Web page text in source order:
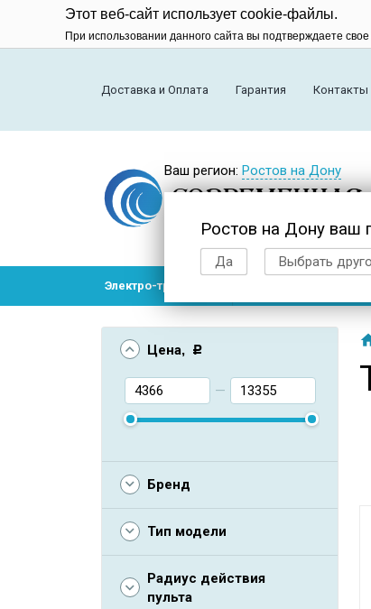
Этот веб-сайт использует cookie-файлы.
При использовании данного сайта вы подтверждаете
Доставка и Оплата Гарантия Контакты
Ваш регион:Ростов на Дону
Ростов на Дону ваш
Да Выбрать
Электро-транспорт
Цена , Р
—
Бренд
Тип модели
Радиус действия
пульта